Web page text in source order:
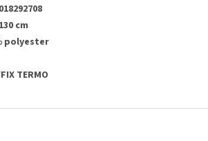
cm
polyester
TERMO